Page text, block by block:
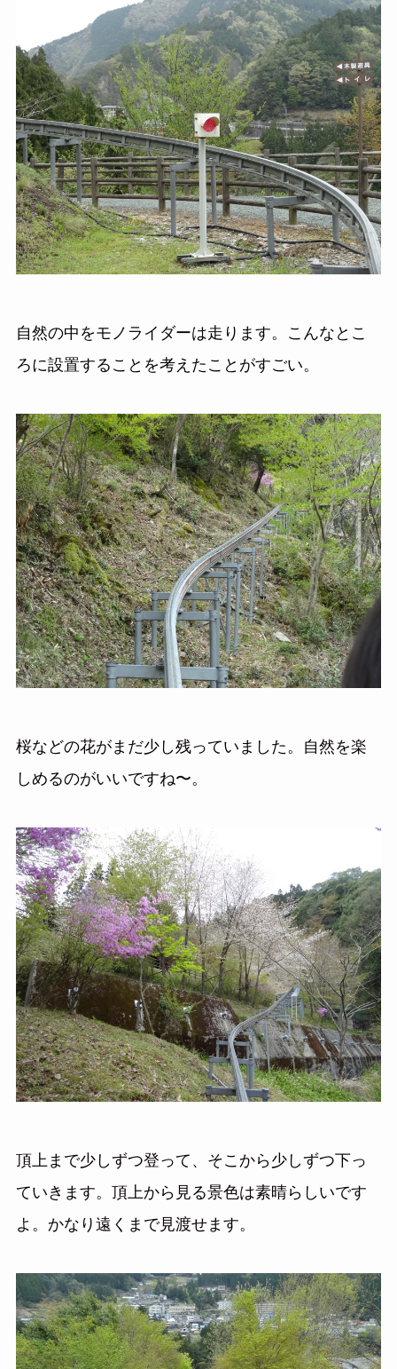
自然の中をモノライダーは走ります。こんなとこ
ろに設置することを考えたことがすごい。
桜などの花がまだ少し残っていました。自然を楽
しめるのがいいですね〜。
頂上まで少しずつ登って、そこから少しずつ下っ
ていきます。頂上から見る景色は素晴らしいです
よ。かなり遠くまで見渡せます。